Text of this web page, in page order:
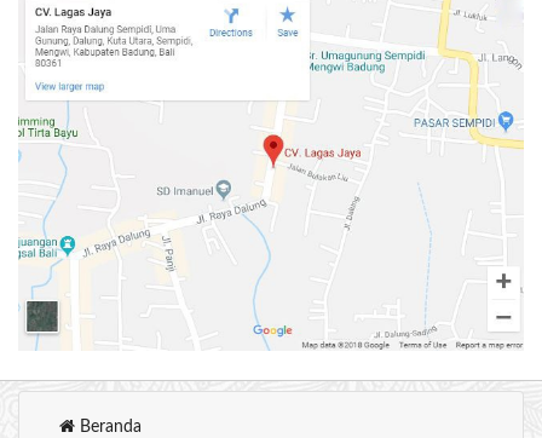
Beranda